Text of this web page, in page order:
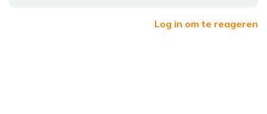
Log in om te reageren